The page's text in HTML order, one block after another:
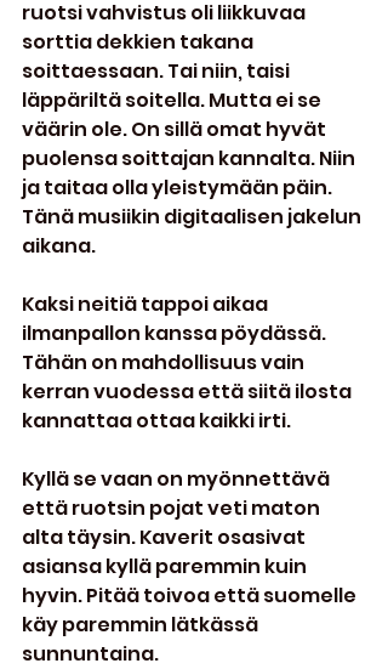
ruotsi vahvistus oli liikkuvaa
sorttia dekkien takana
soittaessaan. Tai niin, taisi
läppäriltä soitella. Mutta ei se
väärin ole. On sillä omat hyvät
puolensa soittajan kannalta. Niin
ja taitaa olla yleistymään päin.
Tänä musiikin digitaalisen jakelun
aikana.
Kaksi neitiä tappoi aikaa
ilmanpallon kanssa pöydässä.
Tähän on mahdollisuus vain
kerran vuodessa että siitä ilosta
kannattaa ottaa kaikki irti.
Kyllä se vaan on myönnettävä
että ruotsin pojat veti maton
alta täysin. Kaverit osasivat
asiansa kyllä paremmin kuin
hyvin. Pitää toivoa että suomelle
käy paremmin lätkässä
sunnuntaina.